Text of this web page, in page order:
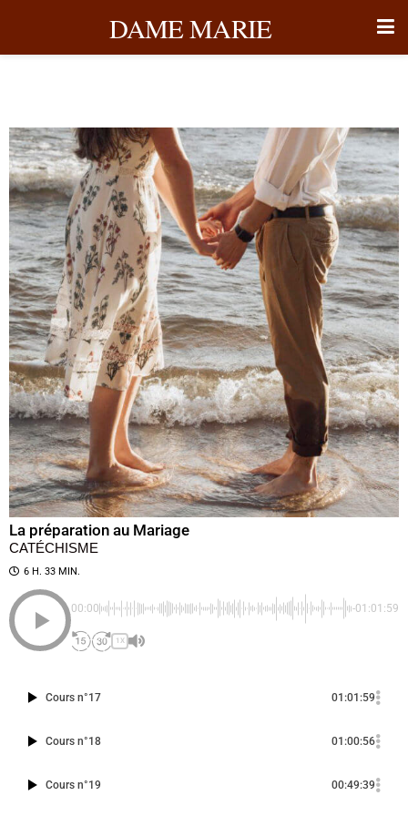
DAME MARIE
La préparation au Mariage
CATÉCHISME
6 H. 33 MIN.
00:00 -01:01:59
1X
Cours n°17 01:01:59
Cours n°18 01:00:56
Cours n°19 00:49:39